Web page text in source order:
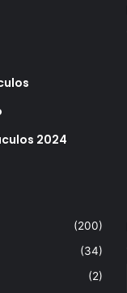
2024
(200)
(34)
(2)